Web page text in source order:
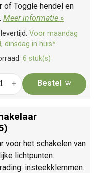
of Toggle hendel en
Meer informatie »
Voor maandag
dinsdag in huis*
6 stuk(s)
+ Bestel
voor het schakelen van
lichtpunten.
insteekklemmen.